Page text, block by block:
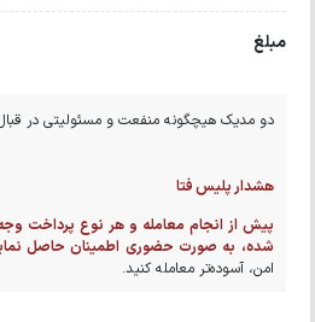
مبلغ
دو مدیک هیچگونه منفعت و مسئولیتی در قبال
هشدار پلیس فتا
پیش از انجام معامله و هر نوع پرداخت
شده، به صورت حضوری اطمینان حاصل
امن، آسوده‌تر معامله کنید.